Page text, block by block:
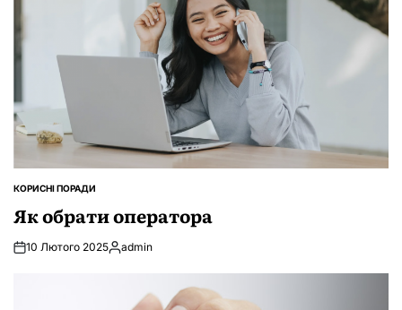
ОПУБЛІКУВАТИ
КОРИСНІ ПОРАДИ
Як обрати оператора
10 Лютого 2025Опубліковано
admin